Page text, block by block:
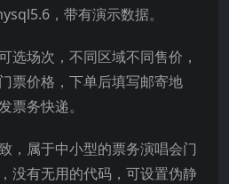
，带有演示数据。
选场次，不同区域不同售价，
票价格，下单后填写邮寄地
票务快递。
，属于中小型的票务演唱会门
没有无用的代码，可设置伪静